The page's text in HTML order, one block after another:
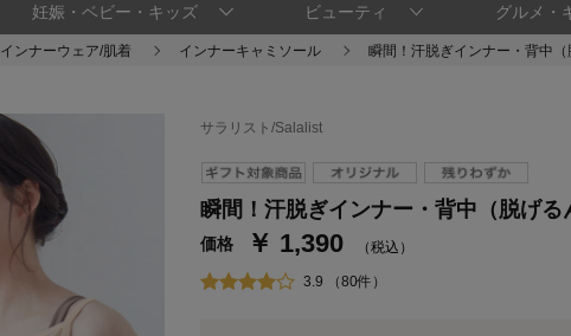
妊娠・ベビー・キッズ ビューティ グルメ・
インナーウェア/肌着 インナーキャミソール 瞬間！汗脱ぎインナー・背中（
サラリスト/Salalist
瞬間！汗脱ぎインナー・背中（脱げる
価格 ￥ 1,390 （税込）
3.9 （80件）
ステージが上がれば送料無料・返品引取無料！
さらにポイント還元最大16倍！
ベルメゾンご優待サービスについて
通常商品送料無料 返品引取無料（JCBのみ）